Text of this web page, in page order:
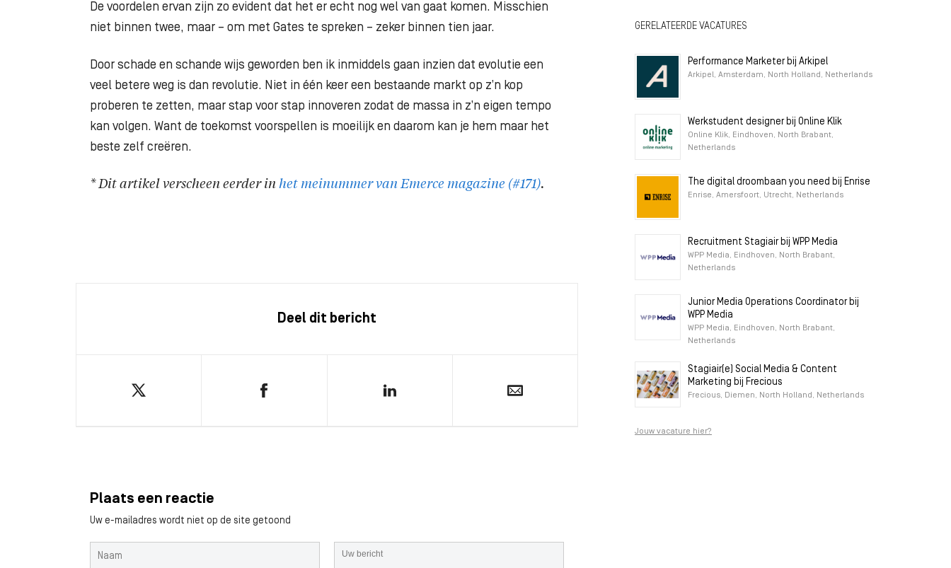
De voordelen ervan zijn zo evident dat het er echt nog wel van gaat komen. Misschien
niet binnen twee, maar – om met Gates te spreken – zeker binnen tien jaar.
Door schade en schande wijs geworden ben ik inmiddels gaan inzien dat evolutie een
veel betere weg is dan revolutie. Niet in één keer een bestaande markt op z’n kop
proberen te zetten, maar stap voor stap innoveren zodat de massa in z’n eigen tempo
kan volgen. Want de toekomst voorspellen is moeilijk en daarom kan je hem maar het
beste zelf creëren.
* Dit artikel verscheen eerder in het meinummer van Emerce magazine (#171).
Deel dit bericht
Plaats een reactie
Uw e-mailadres wordt niet op de site getoond
GERELATEERDE VACATURES
Performance Marketer bij Arkipel
Arkipel, Amsterdam, North Holland, Netherlands
Werkstudent designer bij Online Klik
Online Klik, Eindhoven, North Brabant,
Netherlands
The digital droombaan you need bij Enrise
Enrise, Amersfoort, Utrecht, Netherlands
Recruitment Stagiair bij WPP Media
WPP Media, Eindhoven, North Brabant,
Netherlands
Junior Media Operations Coordinator bij
WPP Media
WPP Media, Eindhoven, North Brabant,
Netherlands
Stagiair(e) Social Media & Content
Marketing bij Frecious
Frecious, Diemen, North Holland, Netherlands
Jouw vacature hier?